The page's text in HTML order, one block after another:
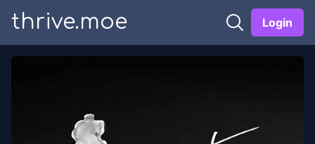
thrive.moe Login